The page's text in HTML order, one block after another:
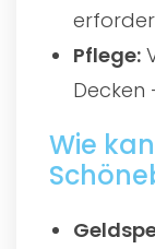
Pflege:
Wie